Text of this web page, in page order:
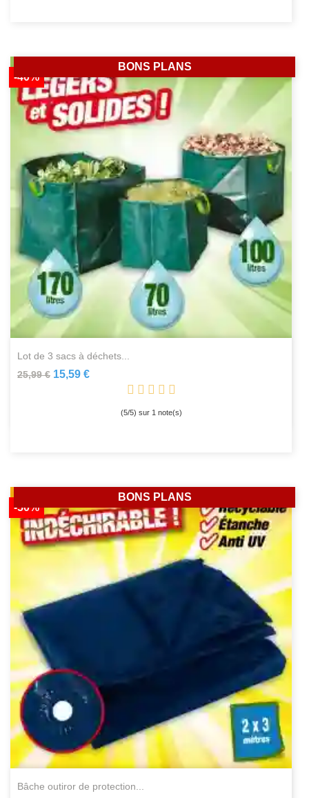
lot de 3 sacs à déchets...
25,99 €
-40%
15,59 €
(5/5) sur 1note(s)
BONS PLANS
bâche outiror de protection...
-50%
BONS PLANS